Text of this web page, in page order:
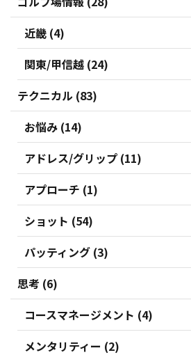
近畿 (4)
関東/甲信越 (24)
テクニカル (83)
お悩み (14)
アドレス/グリップ (11)
アプローチ (1)
ショット (54)
パッティング (3)
思考 (6)
コースマネージメント (4)
メンタリティー (2)